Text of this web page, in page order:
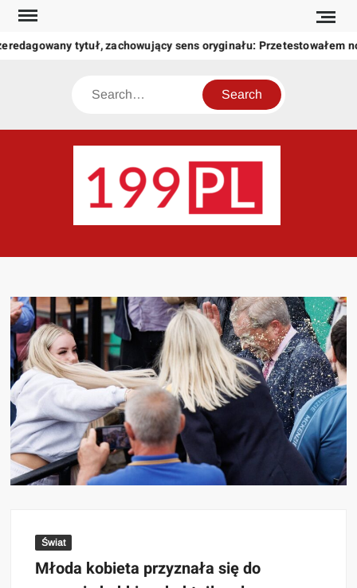
Skip
content
tytuł, zachowujący sens oryginału: Przetestowałem
Search
świat
Świat
Młoda kobieta przyznała się do